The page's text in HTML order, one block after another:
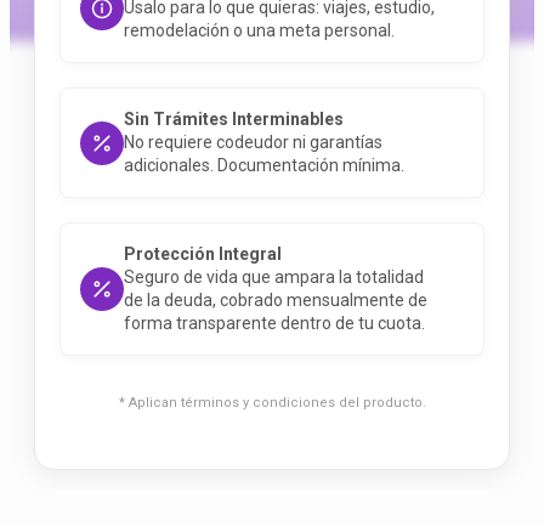
Úsalo para lo que quieras: viajes, estudio,
remodelación o una meta personal
Sin Trámites Interminables
No requiere codeudor ni garantías
adicionales. Documentación mínima
Protección Integral
Seguro de vida que ampara la totalidad
de la deuda, cobrado mensualmente de
forma transparente dentro de tu cuota
* Aplican términos y condiciones del producto.